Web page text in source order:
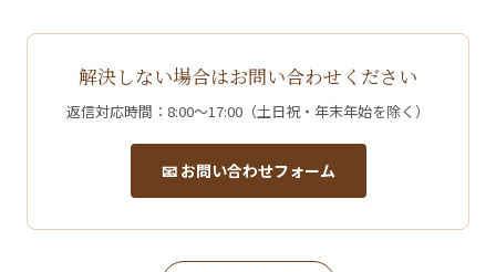
■ 保管・使用期限について
樹脂の使用期限は目安として
約1年〜1年半程度
ます。開封後は品質劣化を防ぐため、なるべく早めに
ご使用ください。
■ 余った場合の処分方法
A液・B液のいずれかが少量残った場合は、新聞紙や布
などに染み込ませ、自治体の指示に従い廃棄してくだ
返信対応時間：8:00〜17:00（土日祝・年末年始を除
解決しない場合はお問い合わせください
返信対応時間：8:00〜17:00（土日祝・年末年始を除く）
📧 お問い合わせフォーム